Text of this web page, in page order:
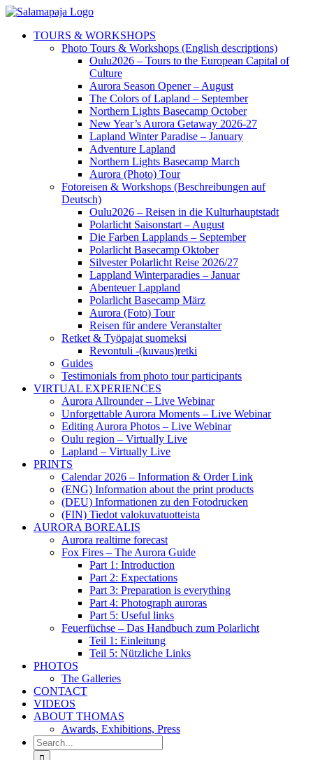
Skip
contentTOURS & WORKSHOPS
Photo Tours & Workshops (English descriptions)
Oulu2026 – Tours to the European Capital of
Culture
Aurora Season Opener – August
The Colors of Lapland – September
Northern Lights Basecamp October
New Year’s Aurora Getaway 2026-27
Lapland Winter Paradise – January
Adventure Lapland
Northern Lights Basecamp March
Aurora (Photo) Tour
Fotoreisen & Workshops (Beschreibungen auf
Deutsch)
Oulu2026 – Reisen in die Kulturhauptstadt
Polarlicht Saisonstart – August
Die Farben Lapplands – September
Polarlicht Basecamp Oktober
Silvester Polarlicht Reise 2026/27
Lappland Winterparadies – Januar
Abenteuer Lappland
Polarlicht Basecamp März
Aurora (Foto) Tour
Reisen für andere Veranstalter
Retket & Työpajat suomeksi
Revontuli -(kuvaus)retki
Guides
Testimonials from photo tour participants
VIRTUAL EXPERIENCES
Aurora Allrounder – Live Webinar
Unforgettable Aurora Moments – Live Webinar
Editing Aurora Photos – Live Webinar
Oulu region – Virtually Live
Lapland – Virtually Live
PRINTS
Calendar 2026 – Information & Order Link
(ENG) Information about the print products
(DEU) Informationen zu den Fotodrucken
(FIN) Tiedot valokuvatuotteista
AURORA BOREALIS
Aurora realtime forecast
Fox Fires – The Aurora Guide
Part 1: Introduction
Part 2: Expectations
Part 3: Preparation is everything
Part 4: Photograph auroras
Part 5: Useful links
Feuerfüchse – Das Handbuch zum Polarlicht
Teil 1: Einleitung
Teil 5: Nützliche Links
PHOTOS
The Galleries
CONTACT
VIDEOS
ABOUT THOMAS
Awards, Exhibitions, Press
Search
for: